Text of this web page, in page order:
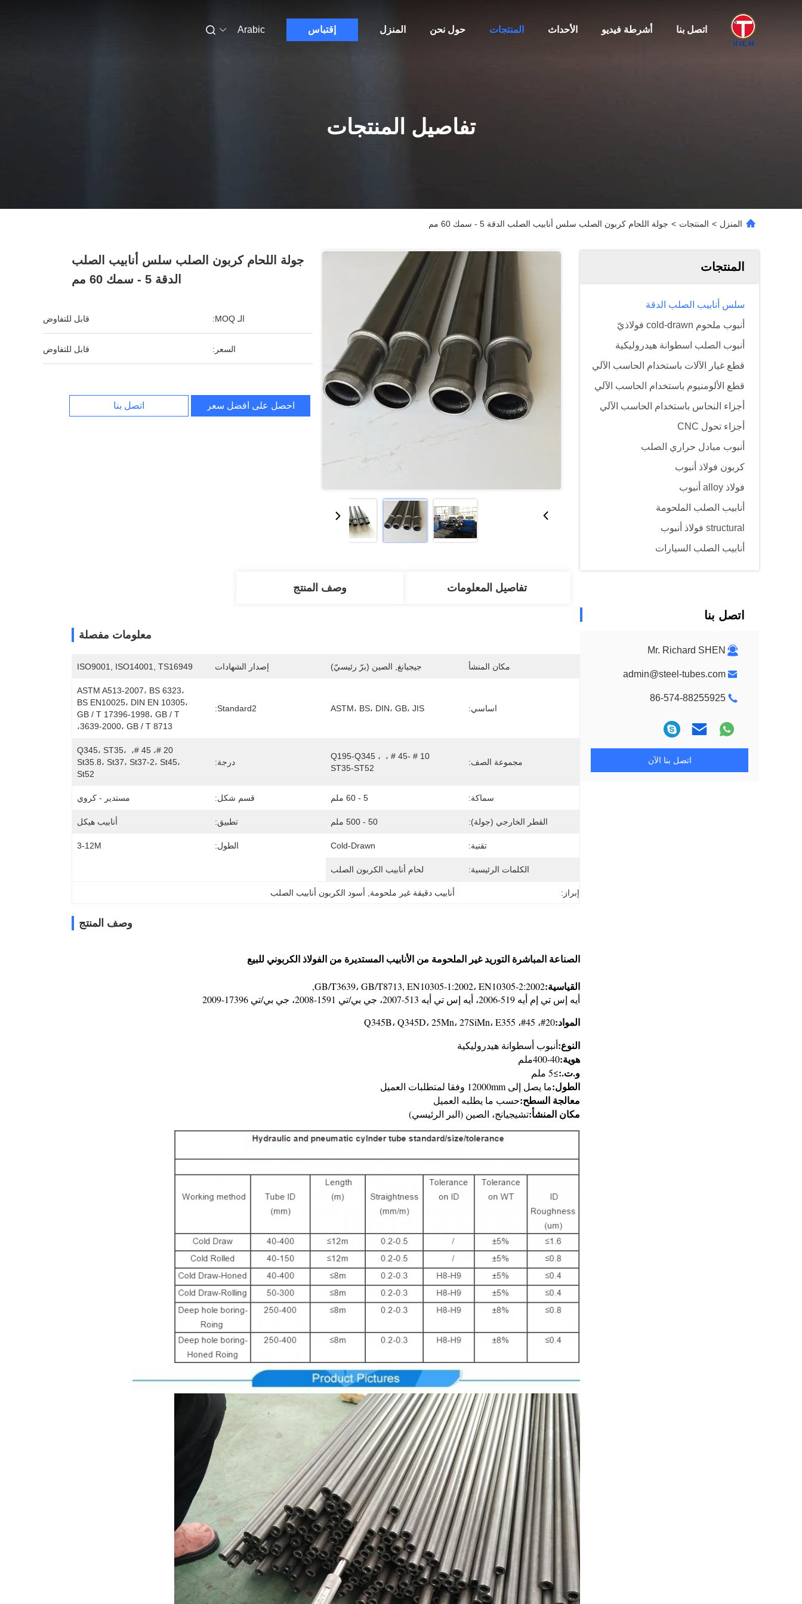
المنزل حول نحن المنتجات الأحداث أشرطة فيديو اتصل بنا إقتباس Arabic
تفاصيل المنتجات
المنزل > المنتجات > جولة اللحام كربون الصلب سلس أنابيب الصلب الدقة 5 - سمك 60 مم
المنتجات
سلس أنابيب الصلب الدقة
أنبوب ملحوم cold-drawn فولاذيّ
أنبوب الصلب اسطوانة هيدروليكية
قطع غيار الآلات باستخدام الحاسب الآلي
قطع الألومنيوم باستخدام الحاسب الآلي
أجزاء النحاس باستخدام الحاسب الآلي
أجزاء تحول CNC
أنبوب مبادل حراري الصلب
كربون فولاذ أنبوب
فولاذ alloy أنبوب
أنابيب الصلب الملحومة
structural فولاذ أنبوب
أنابيب الصلب السيارات
اتصل بنا
Mr. Richard SHEN
admin@steel-tubes.com
86-574-88255925
اتصل بنا الآن
جولة اللحام كربون الصلب سلس أنابيب الصلب
الدقة 5 - سمك 60 مم
الـ MOQ: قابل للتفاوض
السعر: قابل للتفاوض
احصل على أفضل سعر اتصل بنا
تفاصيل المعلومات وصف المنتج
معلومات مفصلة
مكان المنشأ جيجيانغ, الصين (برّ رئيسيّ) إصدار الشهادات ISO9001, ISO14001, TS16949
اساسي: ASTM، BS، DIN، GB، JIS Standard2:
ASTM A513-2007، BS 6323،
BS EN10025، DIN EN 10305،
GB / T 17396-1998، GB / T
3639-2000، GB / T 8713،
مجموعة الصف:
10 # -45 # ، Q195-Q345 ،
ST35-ST52
درجة:
20 #، 45 #، Q345، ST35،
St35.8، St37، St37-2، St45،
St52
سماكة: 5 - 60 ملم قسم شكل: مستدير - كروي
القطر الخارجي (جولة): 50 - 500 ملم تطبيق: أنابيب هيكل
تقنية: Cold-Drawn الطول: 3-12M
الكلمات الرئيسية: لحام أنابيب الكربون الصلب
إبراز: أنابيب دقيقة غير ملحومة أسود الكربون أنابيب الصلب
وصف المنتج
الصناعة المباشرة التوريد غير الملحومة من الأنابيب المستديرة من الفولاذ الكربوني للبيع
القياسية:GB/T3639، GB/T8713, EN10305-1:2002، EN10305-2:2002,
أيه إس تي إم أيه 519-2006، أيه إس تي أيه 513-2007، جي بي/تي 1591-2008، جي بي/تي 17396-2009
المواد:20#، 45#، Q345B، Q345D، 25Mn، 27SiMn، E355
النوع:أنبوب أسطوانة هيدروليكية
هوية:40-400ملم
و.ت.:≥5 ملم
الطول:ما يصل إلى 12000mm وفقا لمتطلبات العميل
معالجة السطح:حسب ما يطلبه العميل
مكان المنشأ:تشيجيانج، الصين (البر الرئيسي)